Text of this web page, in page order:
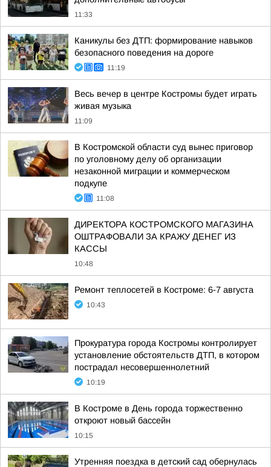
11:33
Каникулы без ДТП: формирование навыков
безопасного поведения на дороге
11:19
Весь вечер в центре Костромы будет играть
живая музыка
11:09
В Костромской области суд вынес приговор
по уголовному делу об организации
незаконной миграции и коммерческом
подкупе
11:08
ДИРЕКТОРА КОСТРОМСКОГО МАГАЗИНА
ОШТРАФОВАЛИ ЗА КРАЖУ ДЕНЕГ ИЗ
КАССЫ
10:48
Ремонт теплосетей в Костроме: 6-7 августа
10:43
Прокуратура города Костромы контролирует
установление обстоятельств ДТП, в котором
пострадал несовершеннолетний
10:19
В Костроме в День города торжественно
откроют новый бассейн
10:15
Утренняя поездка в детский сад обернулась